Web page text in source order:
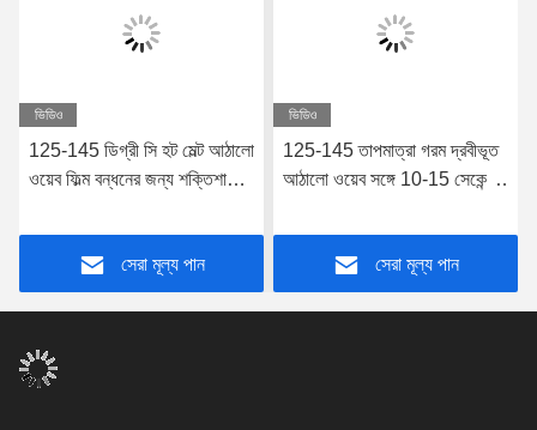
ভিডিও
125-145 ডিগ্রী সি হট মেল্ট আঠালো
ওয়েব ফিল্ম বন্ধনের জন্য শক্তিশালী
সেরা মূল্য পান
ভিডিও
125-145 তাপমাত্রা গরম দ্রবীভূত
আঠালো ওয়েব সঙ্গে 10-15 সেকেন্ড
সেরা মূল্য পান